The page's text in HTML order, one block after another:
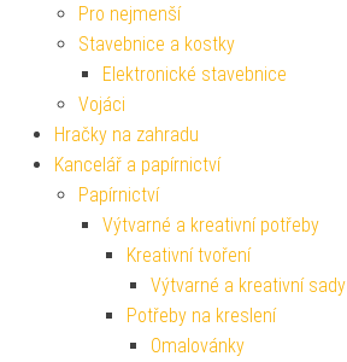
Pro nejmenší
Stavebnice a kostky
Elektronické stavebnice
Vojáci
Hračky na zahradu
Kancelář a papírnictví
Papírnictví
Výtvarné a kreativní potřeby
Kreativní tvoření
Výtvarné a kreativní sady
Potřeby na kreslení
Omalovánky